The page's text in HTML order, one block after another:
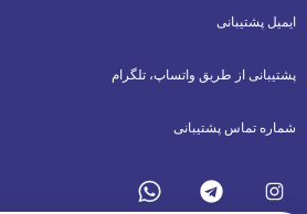
پشتیبانی
از طریق واتساپ، تلگرام
تماس پشتیبانی